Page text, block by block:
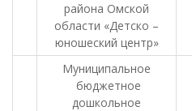
района Омской
области «Детско –
юношеский центр»
Муниципальное
бюджетное
дошкольное